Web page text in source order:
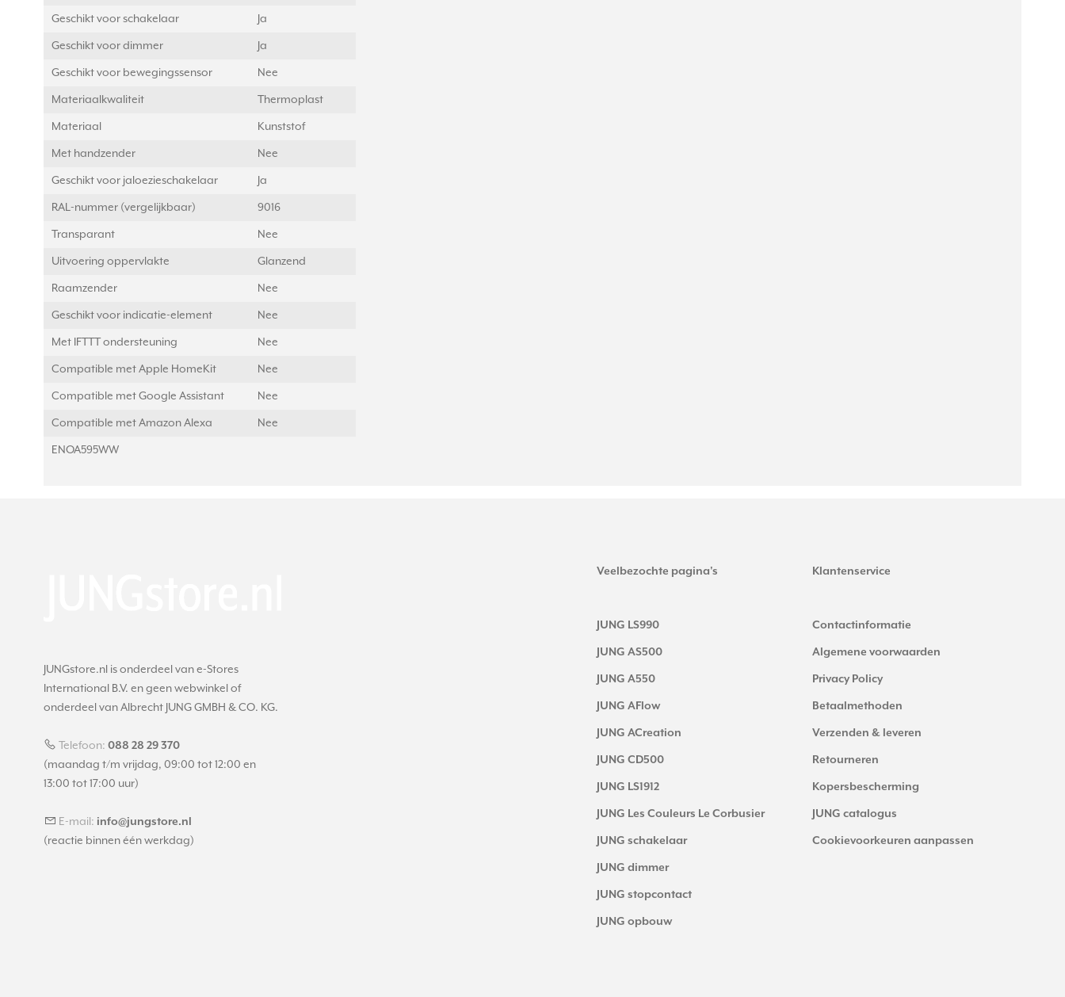
Geschikt voor schakelaar Ja
Geschikt voor dimmer Ja
Geschikt voor bewegingssensor Nee
Materiaalkwaliteit Thermoplast
Materiaal Kunststof
Met handzender Nee
Geschikt voor jaloezieschakelaar Ja
RAL-nummer (vergelijkbaar) 9016
Transparant Nee
Uitvoering oppervlakte Glanzend
Raamzender Nee
Geschikt voor indicatie-element Nee
Met IFTTT ondersteuning Nee
Compatible met Apple HomeKit Nee
Compatible met Google Assistant Nee
Compatible met Amazon Alexa Nee
ENOA595WW
JUNGstore.nl is onderdeel van e-Stores
International B.V. en geen webwinkel of
onderdeel van Albrecht JUNG GMBH & CO. KG.
Telefoon: 088 28 29 370
(maandag t/m vrijdag, 09:00 tot 12:00 en
13:00 tot 17:00 uur)
E-mail: info@jungstore.nl
(reactie binnen één werkdag)
Veelbezochte pagina's
JUNG LS990
JUNG AS500
JUNG A550
JUNG AFlow
JUNG ACreation
JUNG CD500
JUNG LS1912
JUNG Les Couleurs Le Corbusier
JUNG schakelaar
JUNG dimmer
JUNG stopcontact
JUNG opbouw
Klantenservice
Contactinformatie
Algemene voorwaarden
Privacy Policy
Betaalmethoden
Verzenden & leveren
Retourneren
Kopersbescherming
JUNG catalogus
Cookievoorkeuren aanpassen